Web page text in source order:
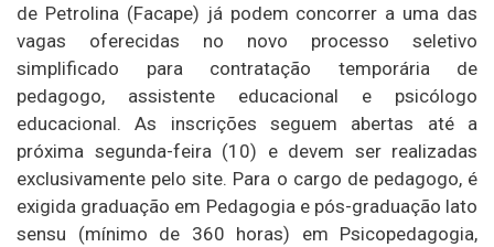
de Petrolina (Facape) já podem concorrer a uma das
vagas oferecidas no novo processo seletivo
simplificado para contratação temporária de
pedagogo, assistente educacional e psicólogo
educacional. As inscrições seguem abertas até a
próxima segunda-feira (10) e devem ser realizadas
exclusivamente pelo site. Para o cargo de pedagogo, é
exigida graduação em Pedagogia e pós-graduação lato
sensu (mínimo de 360 horas) em Psicopedagogia,